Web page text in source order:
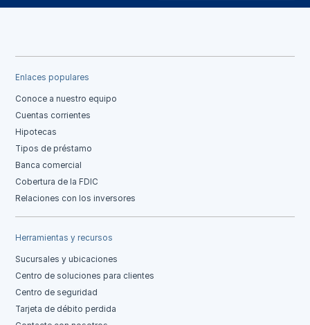
Enlaces populares
Conoce a nuestro equipo
Cuentas corrientes
Hipotecas
Tipos de préstamo
Banca comercial
Cobertura de la FDIC
Relaciones con los inversores
Herramientas y recursos
Sucursales y ubicaciones
Centro de soluciones para clientes
Centro de seguridad
Tarjeta de débito perdida